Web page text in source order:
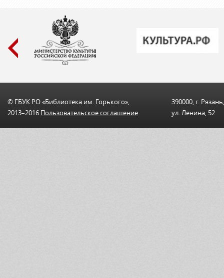
© ГБУК РО «Библиотека им. Горького»,
2013–2016 Пользовательскоe соглашениe
390000, г. Рязань,
ул. Ленина, 52